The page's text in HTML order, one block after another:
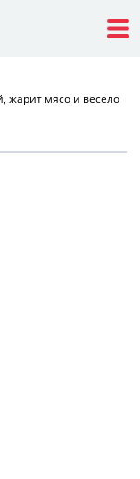
жарит мясо и весело